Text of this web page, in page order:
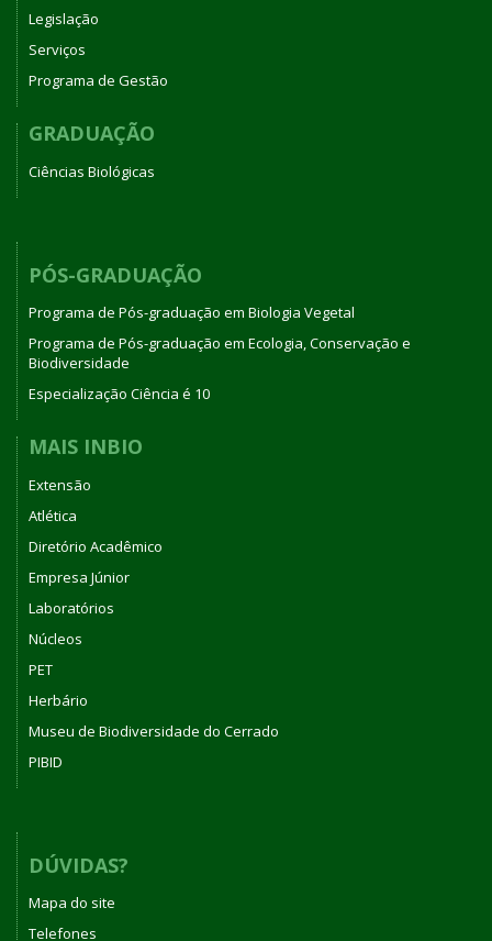
Legislação
Serviços
Programa de Gestão
GRADUAÇÃO
Ciências Biológicas
PÓS-GRADUAÇÃO
Programa de Pós-graduação em Biologia Vegetal
Programa de Pós-graduação em Ecologia, Conservação e
Biodiversidade
Especialização Ciência é 10
MAIS INBIO
Extensão
Atlética
Diretório Acadêmico
Empresa Júnior
Laboratórios
Núcleos
PET
Herbário
Museu de Biodiversidade do Cerrado
PIBID
DÚVIDAS?
Mapa do site
Telefones